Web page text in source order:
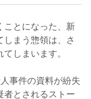
ことになった、新
まう惣領は、さ
しまいます。
事件の資料が紛失
者とされるストー